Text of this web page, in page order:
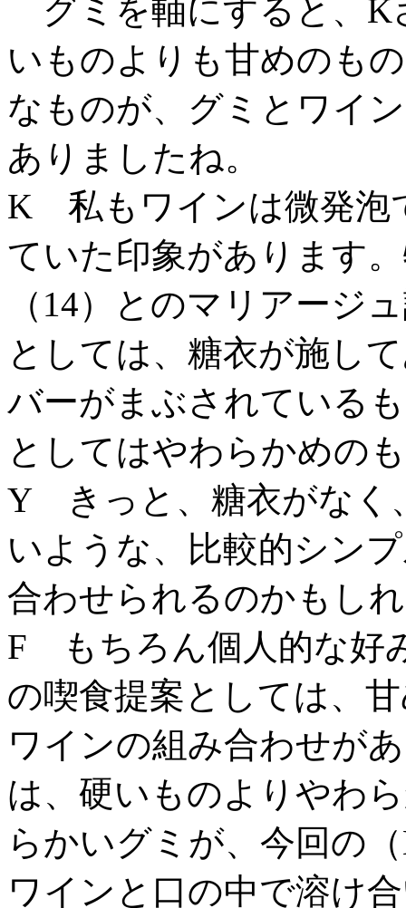
グミを軸にすると、K
いものよりも甘めのも
なものが、グミとワイ
ありましたね。
K 私もワインは微発泡
ていた印象があります
（14）とのマリアージ
としては、糖衣が施し
バーがまぶされている
としてはやわらかめの
Y きっと、糖衣がなく
いような、比較的シン
合わせられるのかもし
F もちろん個人的な好
の喫食提案としては、
ワインの組み合わせが
は、硬いものよりやわ
らかいグミが、今回の
ワインと口の中で溶け